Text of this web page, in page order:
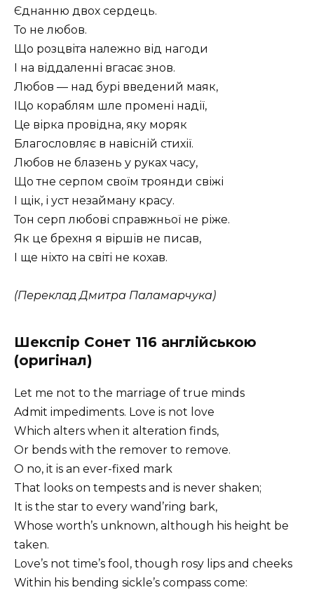
Єднанню двох сердець.
То не любов.
Що розцвіта належно від нагоди
І на віддаленні вгасає знов.
Любов — над бурі введений маяк,
ІЦо кораблям шле промені надії,
Це вірка провідна, яку моряк
Благословляє в навісній стихії.
Любов не блазень у руках часу,
Що тне серпом своїм троянди свіжі
І щік, і уст незайману красу.
Тон серп любові справжньої не ріже.
Як це брехня я віршів не писав,
І ще ніхто на світі не кохав.
(Переклад Дмитра Паламарчука)
Шекспір Сонет 116 англійською
(оригінал)
Let me not to the marriage of true minds
Admit impediments. Love is not love
Which alters when it alteration finds,
Or bends with the remover to remove.
О no, it is an ever-fixed mark
That looks on tempests and is never shaken;
It is the star to every wand’ring bark,
Whose worth’s unknown, although his height be
taken.
Love’s not time’s fool, though rosy lips and cheeks
Within his bending sickle’s compass come: